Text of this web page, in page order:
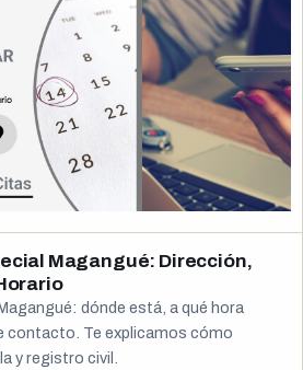
Magangué: Dirección,
dónde está, a qué hora
contacto. Te explicamos cómo
y registro civil.